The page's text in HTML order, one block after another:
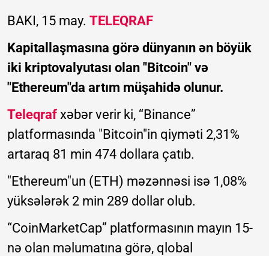
BAKI, 15 may. TELEQRAF
Kapitallaşmasına görə dünyanın ən böyük
iki kriptovalyutası olan "Bitcoin" və
"Ethereum"da artım müşahidə olunur.
Teleqraf xəbər verir ki, “Binance”
platformasında "Bitcoin"in qiyməti 2,31%
artaraq 81 min 474 dollara çatıb.
"Ethereum"un (ETH) məzənnəsi isə 1,08%
yüksələrək 2 min 289 dollar olub.
“CoinMarketCap” platformasının mayın 15-
nə olan məlumatına görə, qlobal